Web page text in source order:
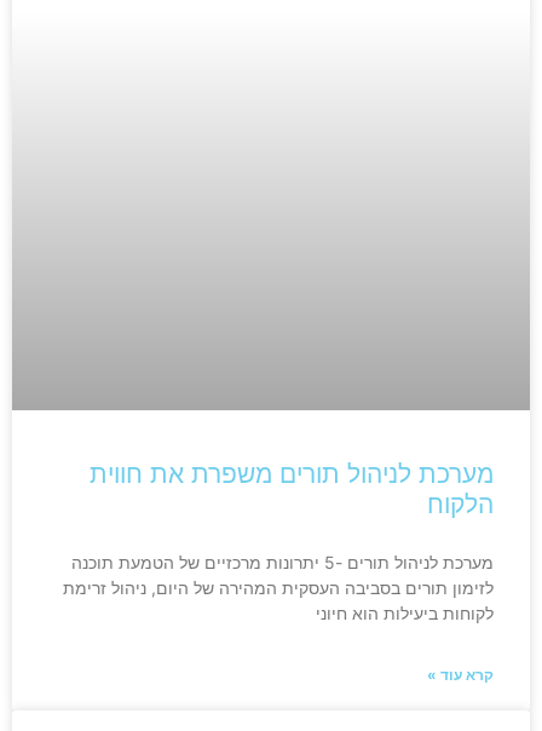
מערכת לניהול תורים משפרת את חווית
הלקוח
מערכת לניהול תורים -5 יתרונות מרכזיים של הטמעת תוכנה
לזימון תורים בסביבה העסקית המהירה של היום, ניהול זרימת
לקוחות ביעילות הוא חיוני
קרא עוד »